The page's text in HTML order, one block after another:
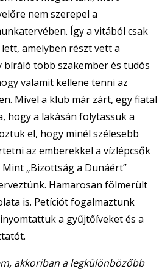
nem szerepel a
Így a vitából csak
amelyben részt vett a
több szakember és tudós
valamit kellene tenni az
Mivel a klub már zárt, egy fiatal
hogy a lakásán folytassuk a
el, hogy minél szélesebb
az emberekkel a vízlépcsők
„Bizottság a Dunáért”
Hamarosan fölmerült
is. Petíciót fogalmaztunk
a gyűjtőíveket és a
akkoriban a legkülönbözőbb